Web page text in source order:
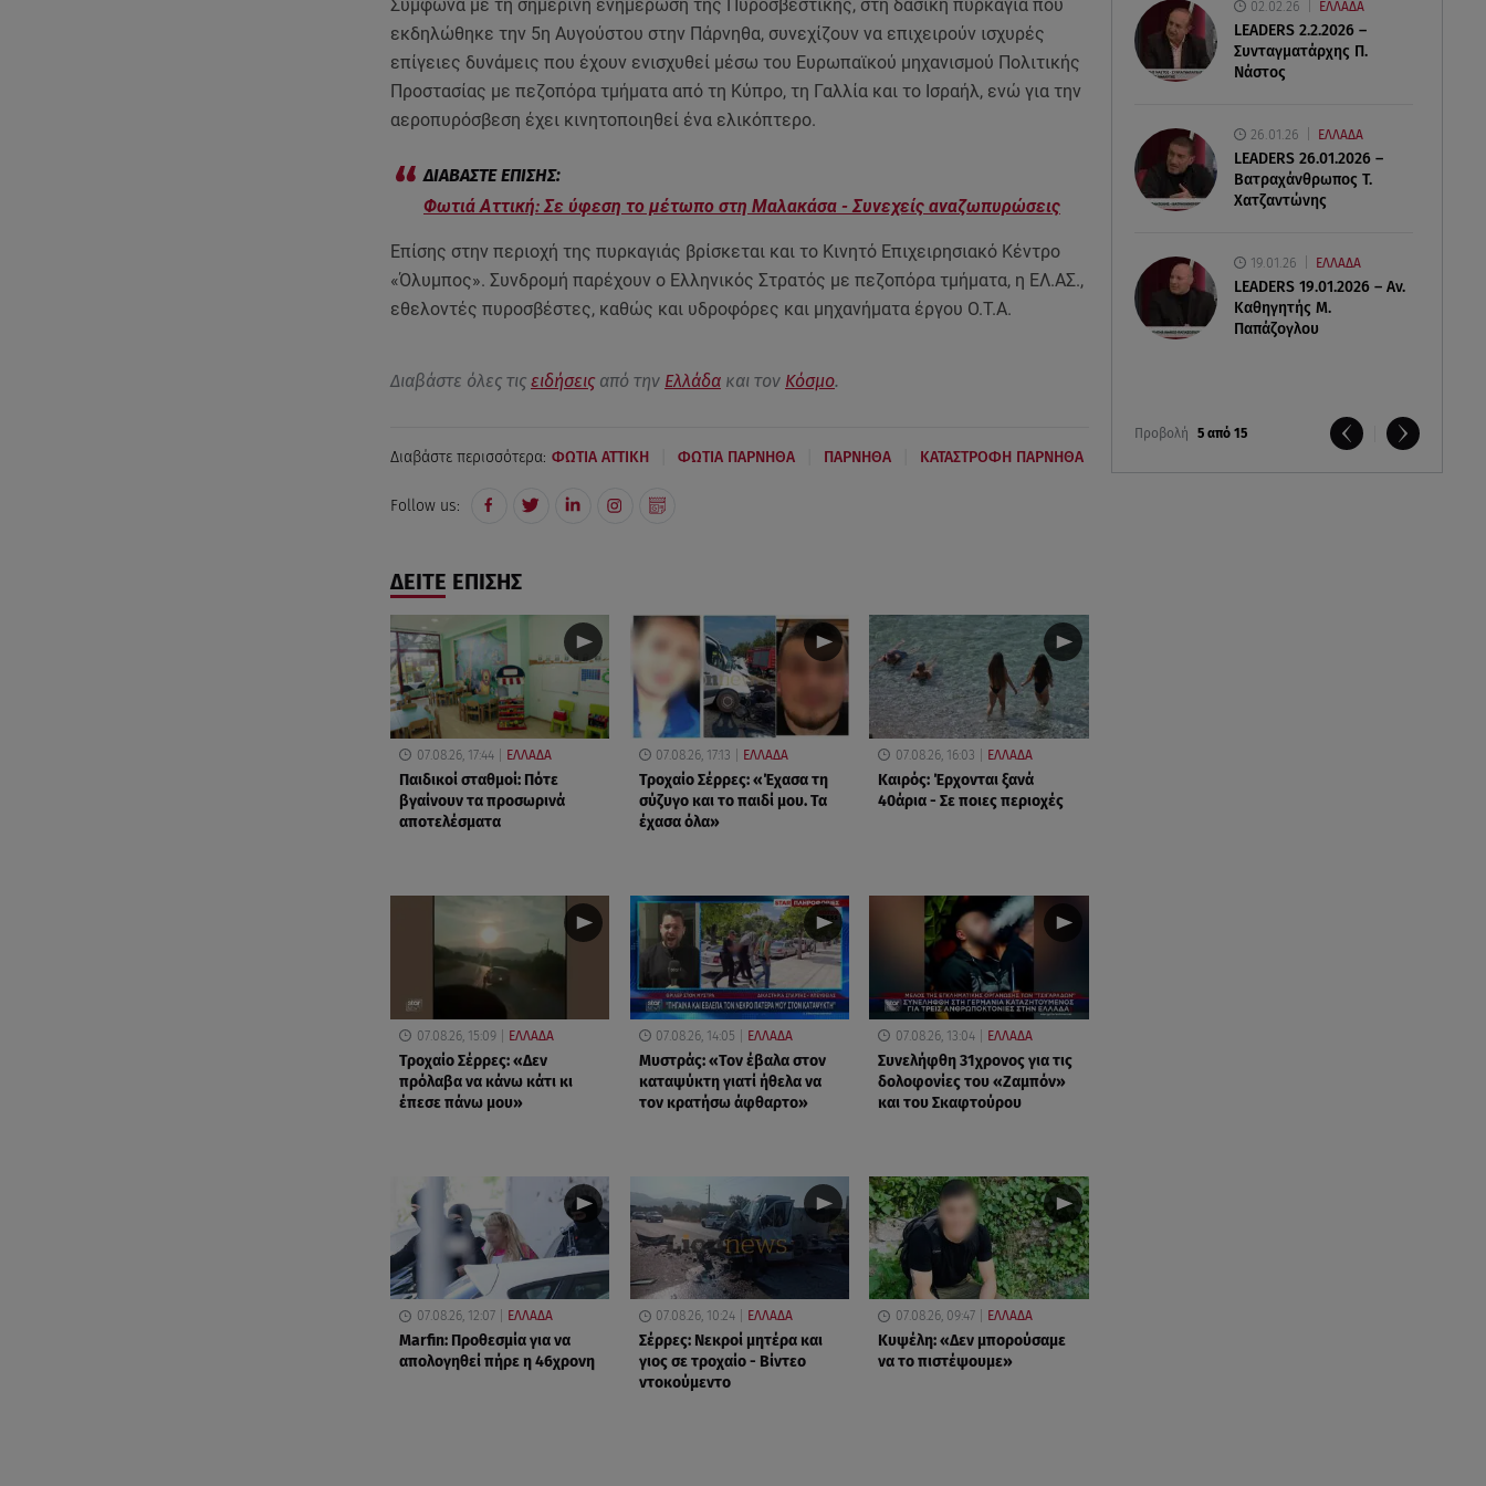
02.02.26 ΕΛΛΑΔΑ
LEADERS 2.2.2026 –
Συνταγματάρχης Π.
Νάστος
26.01.26 ΕΛΛΑΔΑ
LEADERS 26.01.2026 –
Βατραχάνθρωπος Τ.
Χατζαντώνης
19.01.26 ΕΛΛΑΔΑ
LEADERS 19.01.2026 – Αν.
Καθηγητής Μ.
Παπάζογλου
Προβολή 5 από 15
Σύμφωνα με τη σημερινή ενημέρωση της Πυροσβεστικής, στη δασική πυρκαγιά που
εκδηλώθηκε την 5η Αυγούστου στην Πάρνηθα, συνεχίζουν να επιχειρούν ισχυρές
επίγειες δυνάμεις που έχουν ενισχυθεί μέσω του Ευρωπαϊκού μηχανισμού Πολιτικής
Προστασίας με πεζοπόρα τμήματα από τη Κύπρο, τη Γαλλία και το Ισραήλ, ενώ για την
αεροπυρόσβεση έχει κινητοποιηθεί ένα ελικόπτερο.
Φωτιά Αττική: Σε ύφεση το μέτωπο στη Μαλακάσα - Συνεχείς αναζωπυρώσεις
Επίσης στην περιοχή της πυρκαγιάς βρίσκεται και το Κινητό Επιχειρησιακό Κέντρο
«Όλυμπος». Συνδρομή παρέχουν ο Ελληνικός Στρατός με πεζοπόρα τμήματα, η ΕΛ.ΑΣ.,
εθελοντές πυροσβέστες, καθώς και υδροφόρες και μηχανήματα έργου Ο.Τ.Α.
Διαβάστε όλες τις ειδήσειςαπό την Ελλάδακαι τον Κόσμο.
Διαβάστε περισσότερα: ΦΩΤΙΑ ΑΤΤΙΚΗ ΦΩΤΙΑ ΠΑΡΝΗΘΑ ΠΑΡΝΗΘΑ ΚΑΤΑΣΤΡΟΦΗ ΠΑΡΝΗΘΑ
Follow us:
ΔΕΙΤΕ ΕΠΙΣΗΣ
07.08.26, 17:44 ΕΛΛΑΔΑ
Παιδικοί σταθμοί: Πότε
βγαίνουν τα προσωρινά
αποτελέσματα
07.08.26, 17:13 ΕΛΛΑΔΑ
Τροχαίο Σέρρες: «Έχασα τη
σύζυγο και το παιδί μου. Τα
έχασα όλα»
07.08.26, 16:03 ΕΛΛΑΔΑ
Καιρός: Έρχονται ξανά
40άρια - Σε ποιες περιοχές
07.08.26, 15:09 ΕΛΛΑΔΑ
Τροχαίο Σέρρες: «Δεν
πρόλαβα να κάνω κάτι κι
έπεσε πάνω μου»
07.08.26, 14:05 ΕΛΛΑΔΑ
Μυστράς: «Τον έβαλα στον
καταψύκτη γιατί ήθελα να
τον κρατήσω άφθαρτο»
07.08.26, 13:04 ΕΛΛΑΔΑ
Συνελήφθη 31χρονος για τις
δολοφονίες του «Ζαμπόν»
και του Σκαφτούρου
07.08.26, 12:07 ΕΛΛΑΔΑ
Marfin: Προθεσμία για να
απολογηθεί πήρε η 46χρονη
07.08.26, 10:24 ΕΛΛΑΔΑ
Σέρρες: Νεκροί μητέρα και
γιος σε τροχαίο - Βίντεο
ντοκούμεντο
07.08.26, 09:47 ΕΛΛΑΔΑ
Κυψέλη: «Δεν μπορούσαμε
να το πιστέψουμε»